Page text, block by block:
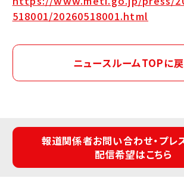
518001/20260518001.html
ニュースルームTOPに
報道関係者お問い合わせ・プレ
配信希望はこちら